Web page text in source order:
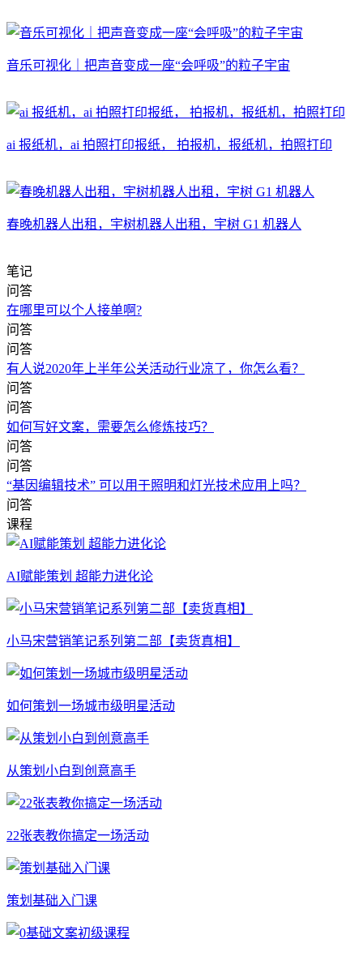
音乐可视化｜把声音变成一座“会呼吸”的粒子宇宙
ai 报纸机，ai 拍照打印报纸， 拍报机，报纸机，拍照打印
春晚机器人出租，宇树机器人出租，宇树 G1 机器人
笔记
问答
在哪里可以个人接单啊?
问答
问答
有人说2020年上半年公关活动行业凉了，你怎么看？
问答
问答
如何写好文案，需要怎么修炼技巧？
问答
问答
“基因编辑技术” 可以用于照明和灯光技术应用上吗？
问答
课程
AI赋能策划 超能力进化论
小马宋营销笔记系列第二部【卖货真相】
如何策划一场城市级明星活动
从策划小白到创意高手
22张表教你搞定一场活动
策划基础入门课